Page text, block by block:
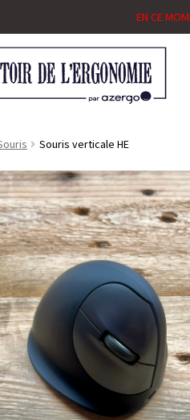
EN CE
Souris verticale HE